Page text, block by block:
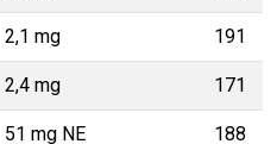
2,1 mg 191
2,4 mg 171
51 mg NE 188